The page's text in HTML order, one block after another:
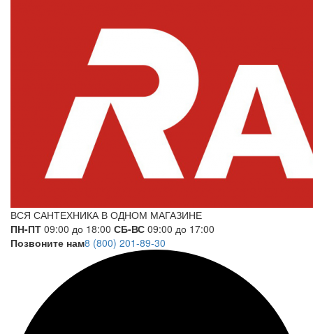
ВСЯ САНТЕХНИКА В ОДНОМ МАГАЗИНЕ
ПН-ПТ 09:00 до 18:00 СБ-ВС 09:00 до 17:00
Позвоните нам8 (800) 201-89-30